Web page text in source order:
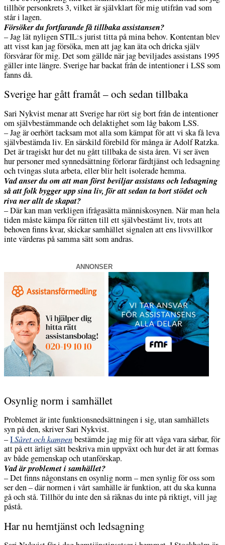
tillhör personkrets 3, vilket är självklart för mig utifrån vad som
står i lagen.
Försöker du fortfarande få tillbaka assistansen?
– Jag lät nyligen STIL:s jurist titta på mina behov. Kontentan blev
att visst kan jag försöka, men att jag kan äta och dricka själv
försvårar för mig. Det som gällde när jag beviljades assistans 1995
gäller inte längre. Sverige har backat från de intentioner i LSS som
fanns då.
Sverige har gått framåt – och sedan tillbaka
Sari Nykvist menar att Sverige har rört sig bort från de intentioner
om självbestämmande och delaktighet som låg bakom LSS.
– Jag är oerhört tacksam mot alla som kämpat för att vi ska få leva
självbestämda liv. En särskild förebild för många är Adolf Ratzka.
Det är tragiskt hur det nu gått tillbaka de sista åren. Vi ser även
hur personer med synnedsättning förlorar färdtjänst och ledsagning
och tvingas sluta arbeta, eller blir helt isolerade hemma.
Vad anser du om att man först beviljar assistans och ledsagning
så att folk bygger upp sina liv, för att sedan ta bort stödet och
riva ner allt de skapat?
– Där kan man verkligen ifrågasätta människosynen. När man hela
tiden måste kämpa för rätten till ett självbestämt liv, trots att
behoven finns kvar, skickar samhället signalen att ens livsvillkor
inte värderas på samma sätt som andras.
ANNONSER
Osynlig norm i samhället
Problemet är inte funktionsnedsättningen i sig, utan samhällets
syn på den, skriver Sari Nykvist.
–ISåret och kampenbestämde jag mig för att våga vara sårbar, för
att på ett ärligt sätt beskriva min uppväxt och hur det är att formas
av både gemenskap och utanförskap.
Vad är problemet i samhället?
– Det finns någonstans en osynlig norm – men synlig för oss som
ser den – där normen i vårt samhälle är funktion, att du ska kunna
gå och stå. Tillhör du inte den så räknas du inte på riktigt, vill jag
påstå.
Har nu hemtjänst och ledsagning